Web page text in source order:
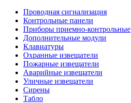
Проводная сигнализация
Контрольные панели
Приборы приемно-контрольные
Дополнительные модули
Клавиатуры
Охранные извещатели
Пожарные извещатели
Аварийные извещатели
Уличные извещатели
Сирены
Табло